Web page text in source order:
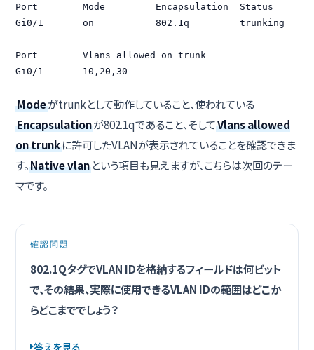
Port        Mode         Encapsulation  Status
Gi0/1       on           802.1q         trunking
Port        Vlans allowed on trunk
Gi0/1       10,20,30
Modeがtrunkとして動作していること、使われている
Encapsulationが802.1qであること、そしてVlans allowed
on trunkに許可したVLANが表示されていることを確認できま
す。Native vlan という項目も見えますが、こちらは次回のテー
マです。
確認問題
802.1QタグでVLAN IDを格納するフィールドは何ビット
で、その結果、実際に使用できるVLAN IDの範囲はどこか
らどこまででしょう？
答えを見る